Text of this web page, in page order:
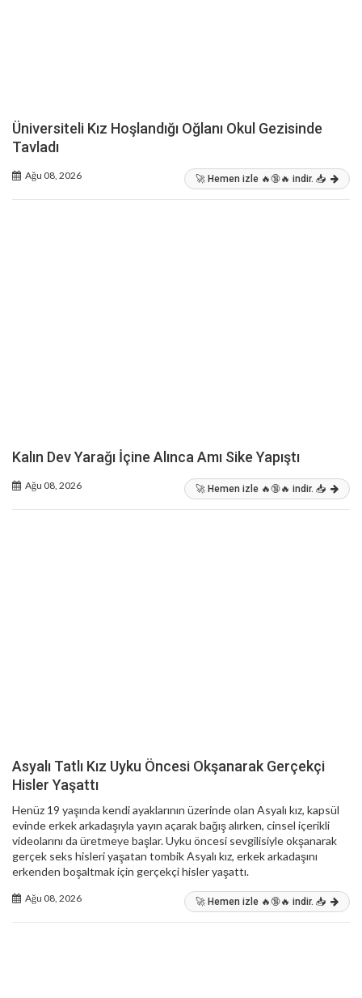
Üniversiteli Kız Hoşlandığı Oğlanı Okul Gezisinde
Tavladı
Ağu 08, 2026 🚀 Hemen izle 🔥🔞🔥 indir. 📥
Kalın Dev Yarağı İçine Alınca Amı Sike Yapıştı
Ağu 08, 2026 🚀 Hemen izle 🔥🔞🔥 indir. 📥
Asyalı Tatlı Kız Uyku Öncesi Okşanarak Gerçekçi
Hisler Yaşattı
Henüz 19 yaşında kendi ayaklarının üzerinde olan Asyalı kız, kapsül
evinde erkek arkadaşıyla yayın açarak bağış alırken, cinsel içerikli
videolarını da üretmeye başlar. Uyku öncesi sevgilisiyle okşanarak
gerçek seks hisleri yaşatan tombik Asyalı kız, erkek arkadaşını
erkenden boşaltmak için gerçekçi hisler yaşattı.
Ağu 08, 2026 🚀 Hemen izle 🔥🔞🔥 indir. 📥